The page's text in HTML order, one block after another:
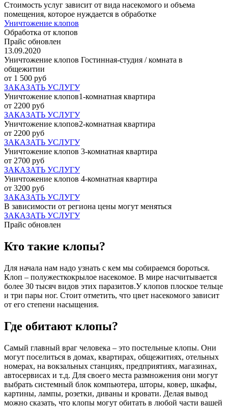
Стоимость услуг зависит от вида насекомого и объема
помещения, которое нуждается в обработке
Уничтожение клопов
Обработка от клопов
Прайс обновлен
13.09.2020
Уничтожение клопов Гостинная-студия / комната в
общежитии
от 1 500 руб
ЗАКАЗАТЬ УСЛУГУ
Уничтожение клопов1-комнатная квартира
от 2200 руб
ЗАКАЗАТЬ УСЛУГУ
Уничтожение клопов2-комнатная квартира
от 2200 руб
ЗАКАЗАТЬ УСЛУГУ
Уничтожение клопов 3-комнатная квартира
от 2700 руб
ЗАКАЗАТЬ УСЛУГУ
Уничтожение клопов 4-комнатная квартира
от 3200 руб
ЗАКАЗАТЬ УСЛУГУ
В зависимости от региона цены могут меняться
ЗАКАЗАТЬ УСЛУГУ
Прайс обновлен
Кто такие клопы?
Для начала нам надо узнать с кем мы собираемся бороться.
Клоп – полужесткокрылое насекомое. В мире насчитывается
более 30 тысяч видов этих паразитов.У клопов плоское тельце
и три пары ног. Стоит отметить, что цвет насекомого зависит
от его степени насыщения.
Где обитают клопы?
Самый главный враг человека – это постельные клопы. Они
могут поселиться в домах, квартирах, общежитиях, отельных
номерах, на вокзальных станциях, предприятиях, магазинах,
автосервисах и т.д. Для своего места размножения они могут
выбрать системный блок компьютера, шторы, ковер, шкафы,
картины, лампы, розетки, диваны и кровати. Делая вывод
можно сказать, что клопы могут обитать в любой части вашей